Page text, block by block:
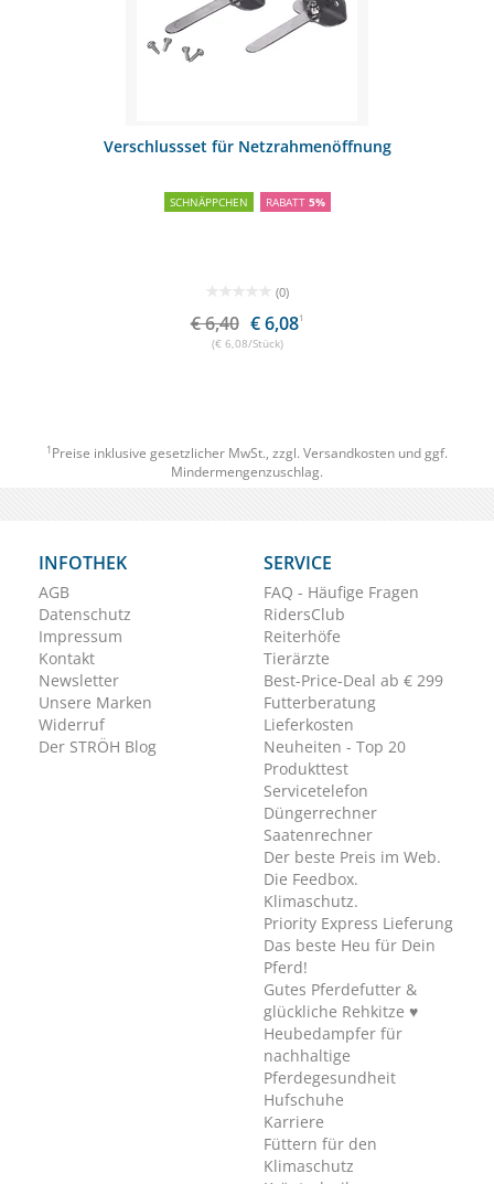
Verschlussset für Netzrahmenöffnung
SCHNÄPPCHEN RABATT 5%
(0)
€ 6,40 € 6,081
(€ 6,08/Stück)
1 Preise inklusive gesetzlicher MwSt., zzgl. Versandkosten und ggf.
Mindermengenzuschlag.
INFOTHEK
AGB
Datenschutz
Impressum
Kontakt
Newsletter
Unsere Marken
Widerruf
Der STRÖH Blog
SERVICE
FAQ - Häufige Fragen
RidersClub
Reiterhöfe
Tierärzte
Best-Price-Deal ab € 299
Futterberatung
Lieferkosten
Neuheiten - Top 20
Produkttest
Servicetelefon
Düngerrechner
Saatenrechner
Der beste Preis im Web.
Die Feedbox.
Klimaschutz.
Priority Express Lieferung
Das beste Heu für Dein
Pferd!
Gutes Pferdefutter &
glückliche Rehkitze ♥
Heubedampfer für
nachhaltige
Pferdegesundheit
Hufschuhe
Karriere
Füttern für den
Klimaschutz